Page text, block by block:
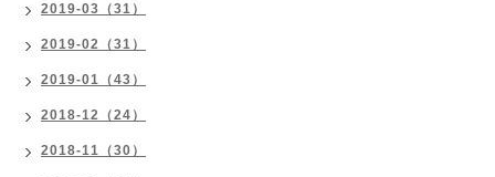
2019-03（31）
2019-02（31）
2019-01（43）
2018-12（24）
2018-11（30）